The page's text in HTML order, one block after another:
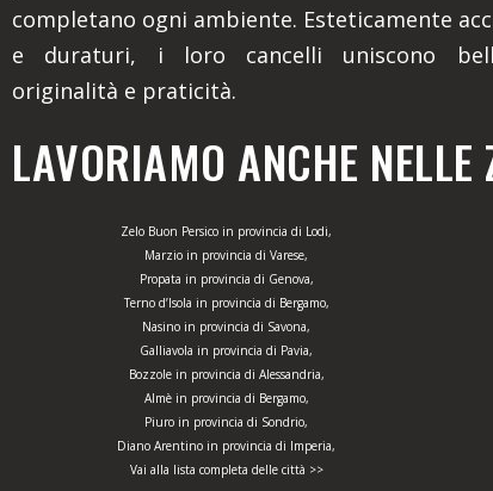
completano ogni ambiente. Esteticamente
e duraturi, i loro cancelli uniscono
originalità e praticità.
LAVORIAMO ANCHE NELLE
Zelo Buon Persico in provincia di Lodi,
Marzio in provincia di Varese,
Propata in provincia di Genova,
Terno d’Isola in provincia di Bergamo,
Nasino in provincia di Savona,
Galliavola in provincia di Pavia,
Bozzole in provincia di Alessandria,
Almè in provincia di Bergamo,
Piuro in provincia di Sondrio,
Diano Arentino in provincia di Imperia,
Vai alla lista completa delle città >>